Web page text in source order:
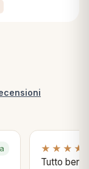
Tutto bene